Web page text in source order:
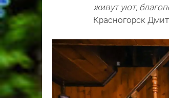
живут уют,
Красногорск